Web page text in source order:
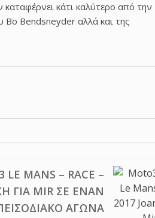
κάτι καλύτερο από την
Bendsneyder αλλά και της
LE MANS – RACE –
ΓΙΑ MIR ΣΕ ΈΝΑΝ
ΑΓΏΝΑ